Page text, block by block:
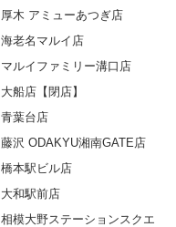
厚木 アミューあつぎ店
海老名マルイ店
マルイファミリー溝口店
大船店【閉店】
青葉台店
藤沢 ODAKYU湘南GATE店
橋本駅ビル店
大和駅前店
相模大野ステーションスクエ